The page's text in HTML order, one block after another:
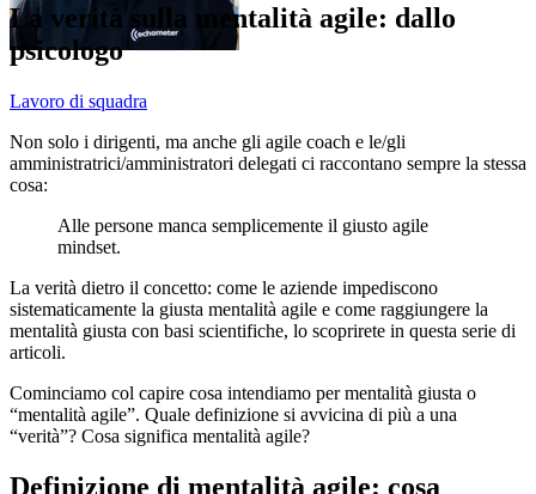
La verità sulla mentalità agile: dallo
psicologo
Lavoro di squadra
Non solo i dirigenti, ma anche gli agile coach e le/gli
amministratrici/amministratori delegati ci raccontano sempre la stessa
cosa:
Alle persone manca semplicemente il giusto agile
mindset.
La verità dietro il concetto: come le aziende impediscono
sistematicamente la giusta mentalità agile e come raggiungere la
mentalità giusta con basi scientifiche, lo scoprirete in questa serie di
articoli.
Cominciamo col capire cosa intendiamo per mentalità giusta o
“mentalità agile”. Quale definizione si avvicina di più a una
“verità”? Cosa significa mentalità agile?
Definizione di mentalità agile: cosa